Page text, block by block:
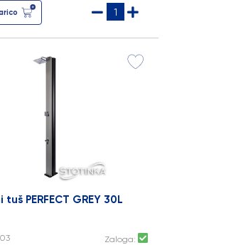
tuš PERFECT GREY 30L
Zaloga: